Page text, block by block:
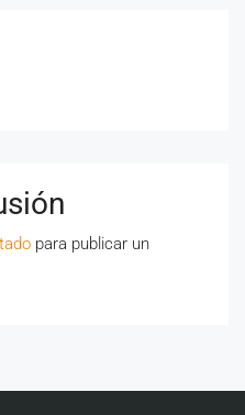
para publicar un